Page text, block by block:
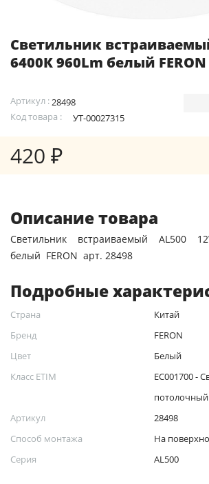
Светильник
6400К 960Lm белый
Артикул :28498
Код товара :
УТ-00027315
420 ₽
Описание товара
Светильник встраиваемый AL500
белый FERON арт. 28498
Подробные
Страна
Китай
Бренд
FERON
Цвет
Белый
Класс ETIM
EC001700 -
Артикул
28498
Способ монтажа
На
Серия
AL500